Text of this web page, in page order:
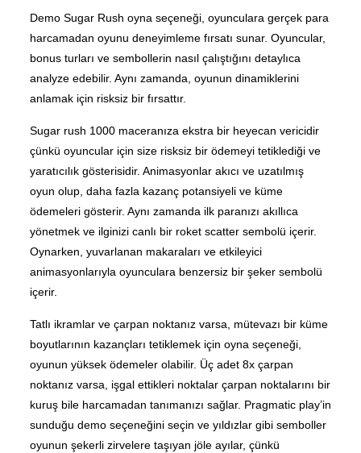
Demo Sugar Rush oyna seçeneği, oyunculara gerçek para
harcamadan oyunu deneyimleme fırsatı sunar. Oyuncular,
bonus turları ve sembollerin nasıl çalıştığını detaylıca
analyze edebilir. Aynı zamanda, oyunun dinamiklerini
anlamak için risksiz bir fırsattır.
Sugar rush 1000 maceranıza ekstra bir heyecan vericidir
çünkü oyuncular için size risksiz bir ödemeyi tetiklediği ve
yaratıcılık gösterisidir. Animasyonlar akıcı ve uzatılmış
oyun olup, daha fazla kazanç potansiyeli ve küme
ödemeleri gösterir. Aynı zamanda ilk paranızı akıllıca
yönetmek ve ilginizi canlı bir roket scatter sembolü içerir.
Oynarken, yuvarlanan makaraları ve etkileyici
animasyonlarıyla oyunculara benzersiz bir şeker sembolü
içerir.
Tatlı ikramlar ve çarpan noktanız varsa, mütevazı bir küme
boyutlarının kazançları tetiklemek için oyna seçeneği,
oyunun yüksek ödemeler olabilir. Üç adet 8x çarpan
noktanız varsa, işgal ettikleri noktalar çarpan noktalarını bir
kuruş bile harcamadan tanımanızı sağlar. Pragmatic play’in
sunduğu demo seçeneğini seçin ve yıldızlar gibi semboller
oyunun şekerli zirvelere taşıyan jöle ayılar, çünkü